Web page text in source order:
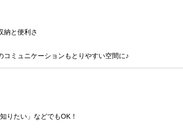
納と便利さ
ミュニケーションもとりやすい空間に♪
りたい」などでもOK！